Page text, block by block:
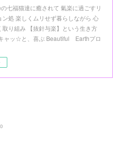
七福猫達に癒されて 氣楽に過ごすリ
ン処 楽しくムリせず暮らしながら 心
取り組み 【抜針与楽】という生き方
ャッ☆と、喜ぶ Beautiful Earthプロ